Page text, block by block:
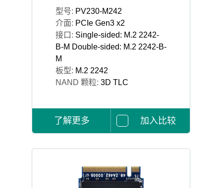
型号: PV230-M242
介面: PCIe Gen3 x2
接口: Single-sided: M.2 2242-
B-M Double-sided: M.2 2242-B-
M
板型: M.2 2242
NAND 颗粒: 3D TLC
了解更多 加入比较